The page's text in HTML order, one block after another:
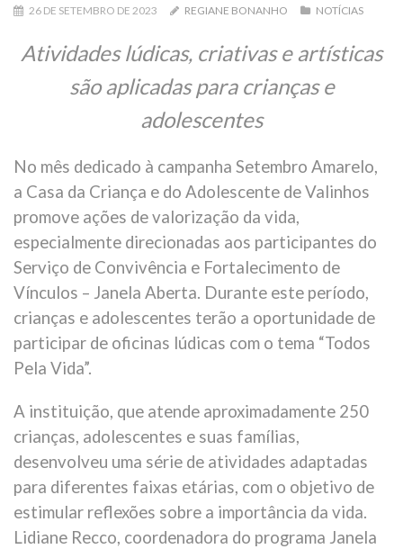
26 DE SETEMBRO DE 2023 REGIANE BONANHO NOTÍCIAS
Atividades lúdicas, criativas e artísticas
são aplicadas para crianças e
adolescentes
No mês dedicado à campanha Setembro Amarelo,
a Casa da Criança e do Adolescente de Valinhos
promove ações de valorização da vida,
especialmente direcionadas aos participantes do
Serviço de Convivência e Fortalecimento de
Vínculos – Janela Aberta. Durante este período,
crianças e adolescentes terão a oportunidade de
participar de oficinas lúdicas com o tema “Todos
Pela Vida”.
A instituição, que atende aproximadamente 250
crianças, adolescentes e suas famílias,
desenvolveu uma série de atividades adaptadas
para diferentes faixas etárias, com o objetivo de
estimular reflexões sobre a importância da vida.
Lidiane Recco, coordenadora do programa Janela